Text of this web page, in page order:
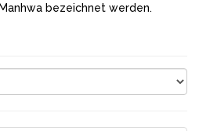
bezeichnet werden.